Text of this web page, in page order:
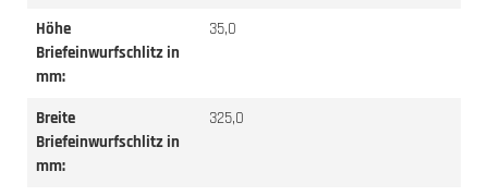
Höhe
Briefeinwurfschlitz in
mm:
35,0
Breite
Briefeinwurfschlitz in
mm:
325,0